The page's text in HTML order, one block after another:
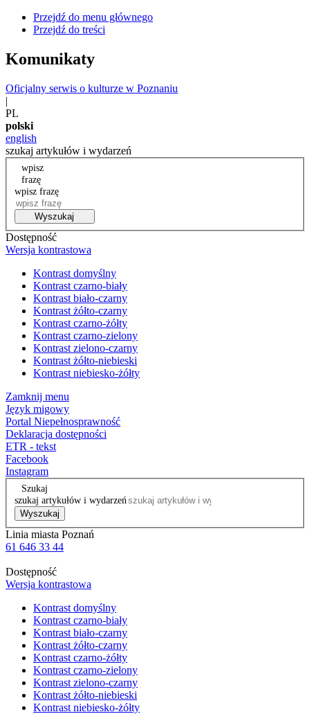
Przejdź do menu głównego
Przejdź do treści
Komunikaty
Oficjalny serwis o kulturze w Poznaniu
|
PL
polski
english
szukaj artykułów i wydarzeń
wpisz
frazę
wpisz frazę
Wyszukaj
Dostępność
Wersja kontrastowa
Kontrast domyślny
Kontrast czarno-biały
Kontrast biało-czarny
Kontrast żółto-czarny
Kontrast czarno-żółty
Kontrast czarno-zielony
Kontrast zielono-czarny
Kontrast żółto-niebieski
Kontrast niebiesko-żółty
Zamknij menu
Język migowy
Portal Niepełnosprawność
Deklaracja dostępności
ETR - tekst
Facebook
Instagram
Szukaj
szukaj artykułów i wydarzeń
Wyszukaj
Linia miasta Poznań
61 646 33 44
Dostępność
Wersja kontrastowa
Kontrast domyślny
Kontrast czarno-biały
Kontrast biało-czarny
Kontrast żółto-czarny
Kontrast czarno-żółty
Kontrast czarno-zielony
Kontrast zielono-czarny
Kontrast żółto-niebieski
Kontrast niebiesko-żółty